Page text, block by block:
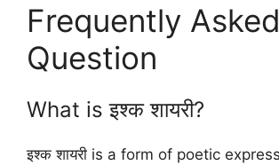
Frequently Asked
Question
What is इश्क शायरी?
इश्क शायरी is a form of poetic